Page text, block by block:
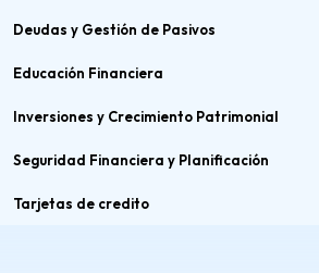
Deudas y Gestión de Pasivos
Educación Financiera
Inversiones y Crecimiento Patrimonial
Seguridad Financiera y Planificación
Tarjetas de credito